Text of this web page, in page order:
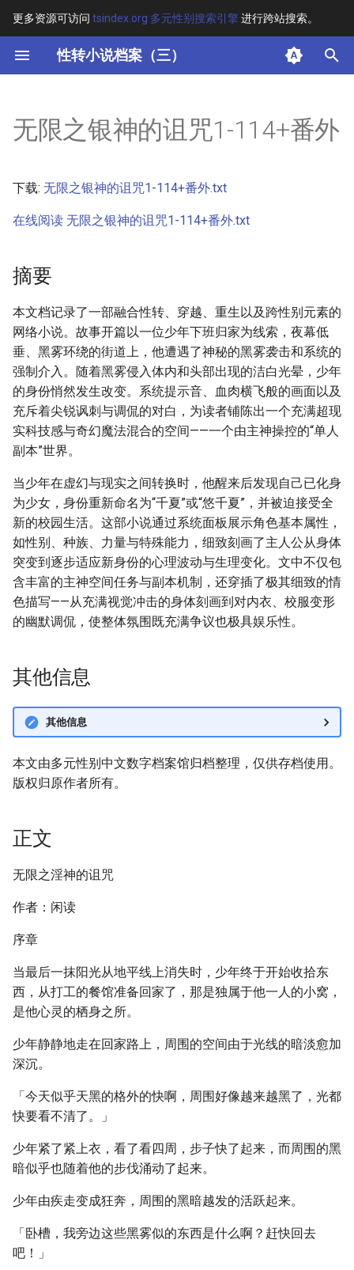
更多资源可访问 tsindex.org 多元性别搜索引擎进行跨站搜索。
性转小说档案（三）
键
开
搜
索
其他信息
正文
无限之银神的诅咒1-114+番外
下载: 无限之银神的诅咒1-114+番外.txt
在线阅读 无限之银神的诅咒1-114+番外.txt
摘要
本文档记录了一部融合性转、穿越、重生以及跨性别元素的
网络小说。故事开篇以一位少年下班归家为线索，夜幕低
垂、黑雾环绕的街道上，他遭遇了神秘的黑雾袭击和系统的
强制介入。随着黑雾侵入体内和头部出现的洁白光晕，少年
的身份悄然发生改变。系统提示音、血肉横飞般的画面以及
充斥着尖锐讽刺与调侃的对白，为读者铺陈出一个充满超现
实科技感与奇幻魔法混合的空间——一个由主神操控的“单人
副本”世界。
当少年在虚幻与现实之间转换时，他醒来后发现自己已化身
为少女，身份重新命名为“千夏”或“悠千夏”，并被迫接受全
新的校园生活。这部小说通过系统面板展示角色基本属性，
如性别、种族、力量与特殊能力，细致刻画了主人公从身体
突变到逐步适应新身份的心理波动与生理变化。文中不仅包
含丰富的主神空间任务与副本机制，还穿插了极其细致的情
色描写——从充满视觉冲击的身体刻画到对内衣、校服变形
的幽默调侃，使整体氛围既充满争议也极具娱乐性。
其他信息
其他信息
本文由多元性别中文数字档案馆归档整理，仅供存档使用。
版权归原作者所有。
正文
无限之淫神的诅咒
作者：闲读
序章
当最后一抹阳光从地平线上消失时，少年终于开始收拾东
西，从打工的餐馆准备回家了，那是独属于他一人的小窝，
是他心灵的栖身之所。
少年静静地走在回家路上，周围的空间由于光线的暗淡愈加
深沉。
「今天似乎天黑的格外的快啊，周围好像越来越黑了，光都
快要看不清了。」
少年紧了紧上衣，看了看四周，步子快了起来，而周围的黑
暗似乎也随着他的步伐涌动了起来。
少年由疾走变成狂奔，周围的黑暗越发的活跃起来。
「卧槽，我旁边这些黑雾似的东西是什么啊？赶快回去
吧！」